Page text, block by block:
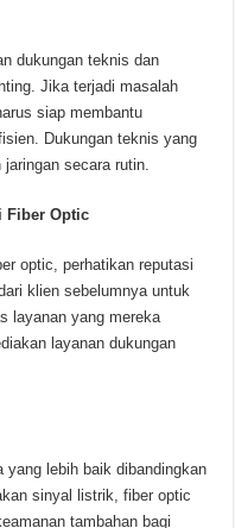
dukungan teknis dan
Jika terjadi masalah
siap membantu
Dukungan teknis yang
jaringan secara rutin.
Fiber Optic
optic, perhatikan reputasi
klien sebelumnya untuk
layanan yang mereka
layanan dukungan
yang lebih baik dibandingkan
sinyal listrik, fiber optic
tambahan bagi